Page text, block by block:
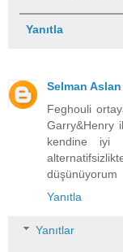
Yanıtla
Selman Aslan
Feghouli
Garry&Henry
kendine iyi
düşünüyorum
Yanıtla
Yanıtlar